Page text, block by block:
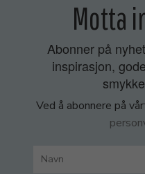
Motta
Abonner på
inspirasjon,
Ved å abonnere på